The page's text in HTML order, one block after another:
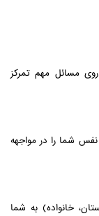
مسائل مهم تمرکز
نفس شما را در مواجهه
خانواده) به شما